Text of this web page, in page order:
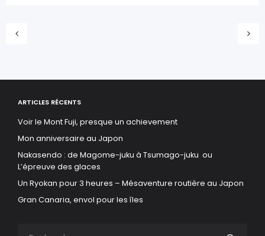
ARTICLES RÉCENTS
Voir le Mont Fuji, presque un achievement
Mon anniversaire au Japon
Nakasendo : de Magome-juku à Tsumago-juku ou
L’épreuve des glaces
Un Ryokan pour 3 heures – Mésaventure routière au Japon
Gran Canaria, envol pour les îles